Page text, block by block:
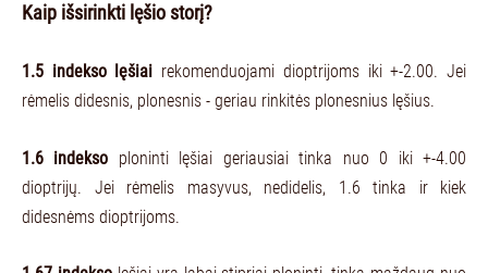
Kaip išsirinkti lęšio storį?
1.5 indekso lęšiai rekomenduojami dioptrijoms iki +-2.00. Jei
rėmelis didesnis, plonesnis - geriau rinkitės plonesnius lęšius.
1.6 indekso ploninti lęšiai geriausiai tinka nuo 0 iki +-4.00
dioptrijų. Jei rėmelis masyvus, nedidelis, 1.6 tinka ir kiek
didesnėms dioptrijoms.